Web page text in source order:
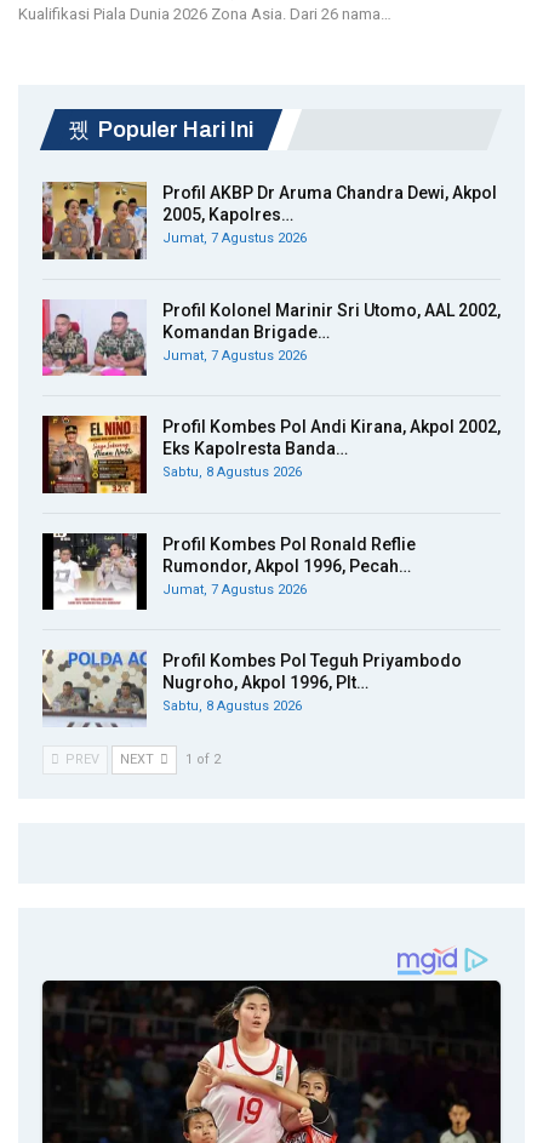
Kualifikasi Piala Dunia 2026 Zona Asia. Dari 26 nama…
Populer Hari Ini
Profil AKBP Dr Aruma Chandra Dewi, Akpol
2005, Kapolres…
Jumat, 7 Agustus 2026
Profil Kolonel Marinir Sri Utomo, AAL 2002,
Komandan Brigade…
Jumat, 7 Agustus 2026
Profil Kombes Pol Andi Kirana, Akpol 2002,
Eks Kapolresta Banda…
Sabtu, 8 Agustus 2026
Profil Kombes Pol Ronald Reflie
Rumondor, Akpol 1996, Pecah…
Jumat, 7 Agustus 2026
Profil Kombes Pol Teguh Priyambodo
Nugroho, Akpol 1996, Plt…
Sabtu, 8 Agustus 2026
PREV NEXT 1 of 2